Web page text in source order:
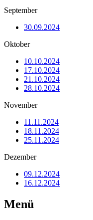
September
30.09.2024
Oktober
10.10.2024
17.10.2024
21.10.2024
28.10.2024
November
11.11.2024
18.11.2024
25.11.2024
Dezember
09.12.2024
16.12.2024
Menü